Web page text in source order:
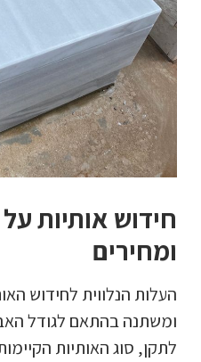
חידוש אותיות
ומחירים
העלות הנלווית לחידוש
ומשתנה בהתאם לגודל
לתקן, סוג האותיות